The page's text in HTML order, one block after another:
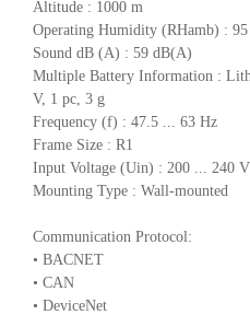
Altitude : 1000 m
Operating Humidity (RHamb) : 95
Sound dB (A) : 59 dB(A)
Multiple Battery Information :
V, 1 pc, 3 g
Frequency (f) : 47.5 ... 63 Hz
Frame Size : R1
Input Voltage (Uin) : 200 ... 240 V
Mounting Type : Wall-mounted
Communication Protocol:
• BACNET
• CAN
• DeviceNet